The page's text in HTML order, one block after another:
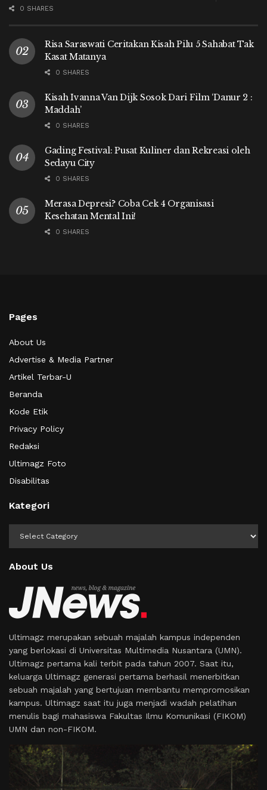
0 SHARES
Risa Saraswati Ceritakan Kisah Pilu 5 Sahabat Tak
Kasat Matanya
0 SHARES
Kisah Ivanna Van Dijk Sosok Dari Film ‘Danur 2 :
Maddah’
0 SHARES
Gading Festival: Pusat Kuliner dan Rekreasi oleh
Sedayu City
0 SHARES
Merasa Depresi? Coba Cek 4 Organisasi
Kesehatan Mental Ini!
0 SHARES
Pages
About Us
Advertise & Media Partner
Artikel Terbar-U
Beranda
Kode Etik
Privacy Policy
Redaksi
Ultimagz Foto
Disabilitas
Kategori
About Us
Ultimagz merupakan sebuah majalah kampus independen
yang berlokasi di Universitas Multimedia Nusantara (UMN).
Ultimagz pertama kali terbit pada tahun 2007. Saat itu,
keluarga Ultimagz generasi pertama berhasil menerbitkan
sebuah majalah yang bertujuan membantu mempromosikan
kampus. Ultimagz saat itu juga menjadi wadah pelatihan
menulis bagi mahasiswa Fakultas Ilmu Komunikasi (FIKOM)
UMN dan non-FIKOM.